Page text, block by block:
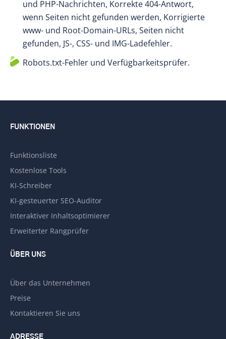
und PHP-Nachrichten, Korrekte 404-Antwort,
wenn Seiten nicht gefunden werden, Korrigierte
www- und Root-Domain-URLs, Seiten nicht
gefunden, JS-, CSS- und IMG-Ladefehler.
Robots.txt-Fehler und Verfügbarkeitsprüfer.
FUNKTIONEN
Funktionsliste
Kostenlose Tools
KI-Schreiber
KI-gesteuerter SEO-Auditor
Interaktiver Inhaltsoptimierer
Erweiterter Rangprüfer
ÜBER UNS
Über das Unternehmen
Preise
Kontaktieren Sie uns
ADRESSE